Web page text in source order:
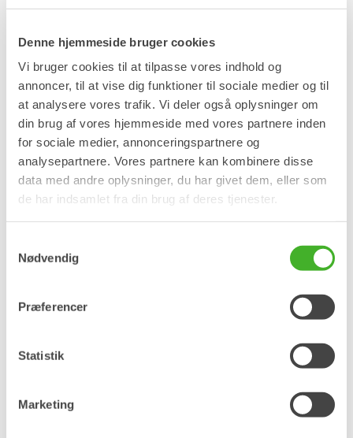
Denne hjemmeside bruger cookies
Vi bruger cookies til at tilpasse vores indhold og
annoncer, til at vise dig funktioner til sociale medier og til
at analysere vores trafik. Vi deler også oplysninger om
din brug af vores hjemmeside med vores partnere inden
for sociale medier, annonceringspartnere og
analysepartnere. Vores partnere kan kombinere disse
data med andre oplysninger, du har givet dem, eller som
de har indsamlet fra din brug af deres tjenester.
Nødvendig
Præferencer
Statistik
Marketing
PRESSEMEDDELELSE Steelwrist vil præsentere to yderligere
SuperProp, en patenteret fuldt trykkompenseret proportional
hydraulisk teknologi, på Svenska Maskinmässan i Stockholm. Med
alle syv XTR-modeller udstillet, live demonstrationer, en 1.000 kvm
stor stand og fortsat fokus på Open-S, bringer Steelwrist sin største
udstillingsdeltagelse nogensinde til Sveriges største
entreprenørudstyrsmesse.…
Läs mer »
Steelwrist lancerer XTR
tiltrotatorer i Asien og
præsenterer OS40-tilføjelsen til
EXPO
PRESSEMEDDELELSE Steelwrist lancerer tredje generation af XTR
tiltrotator-serien i Asien på CSPI-EXPO i Tokyo, Japan, den 17.-20.
præsentation af QuantumConnect, to elektriske gravemaskiner
udstyret med Steelwrist tiltrotatorer og den officielle annoncering af,